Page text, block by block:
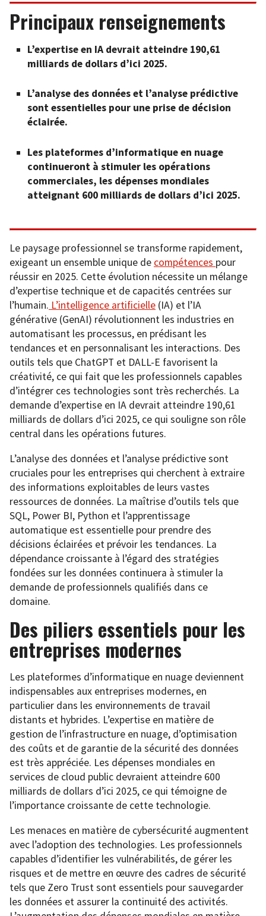
Principaux renseignements
L’expertise en IA devrait atteindre 190,61
milliards de dollars d’ici 2025.
L’analyse des données et l’analyse prédictive
sont essentielles pour une prise de décision
éclairée.
Les plateformes d’informatique en nuage
continueront à stimuler les opérations
commerciales, les dépenses mondiales
atteignant 600 milliards de dollars d’ici 2025.
Le paysage professionnel se transforme rapidement,
exigeant un ensemble unique de compétences pour
réussir en 2025. Cette évolution nécessite un mélange
d’expertise technique et de capacités centrées sur
l’humain. L’intelligence artificielle (IA) et l’IA
générative (GenAI) révolutionnent les industries en
automatisant les processus, en prédisant les
tendances et en personnalisant les interactions. Des
outils tels que ChatGPT et DALL-E favorisent la
créativité, ce qui fait que les professionnels capables
d’intégrer ces technologies sont très recherchés. La
demande d’expertise en IA devrait atteindre 190,61
milliards de dollars d’ici 2025, ce qui souligne son rôle
central dans les opérations futures.
L’analyse des données et l’analyse prédictive sont
cruciales pour les entreprises qui cherchent à extraire
des informations exploitables de leurs vastes
ressources de données. La maîtrise d’outils tels que
SQL, Power BI, Python et l’apprentissage
automatique est essentielle pour prendre des
décisions éclairées et prévoir les tendances. La
dépendance croissante à l’égard des stratégies
fondées sur les données continuera à stimuler la
demande de professionnels qualifiés dans ce
domaine.
Des piliers essentiels pour les
entreprises modernes
Les plateformes d’informatique en nuage deviennent
indispensables aux entreprises modernes, en
particulier dans les environnements de travail
distants et hybrides. L’expertise en matière de
gestion de l’infrastructure en nuage, d’optimisation
des coûts et de garantie de la sécurité des données
est très appréciée. Les dépenses mondiales en
services de cloud public devraient atteindre 600
milliards de dollars d’ici 2025, ce qui témoigne de
l’importance croissante de cette technologie.
Les menaces en matière de cybersécurité augmentent
avec l’adoption des technologies. Les professionnels
capables d’identifier les vulnérabilités, de gérer les
risques et de mettre en œuvre des cadres de sécurité
tels que Zero Trust sont essentiels pour sauvegarder
les données et assurer la continuité des activités.